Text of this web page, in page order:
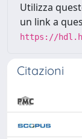
Utilizza
un link a
https://
Citazioni